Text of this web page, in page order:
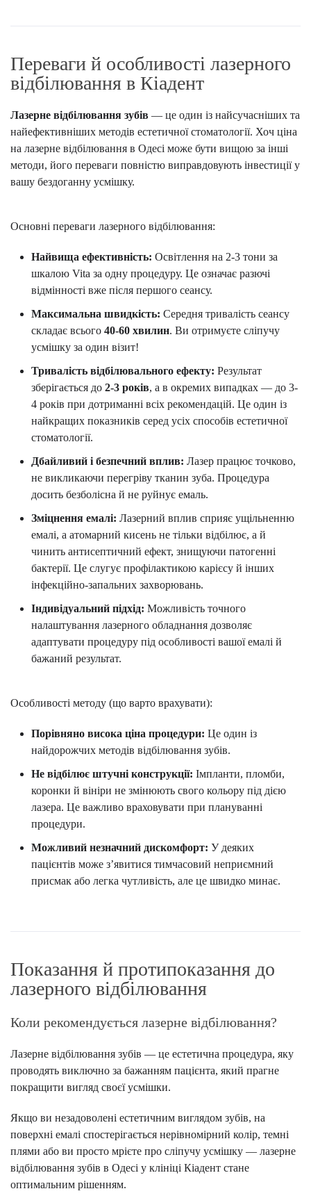
Переваги й особливості лазерного
відбілювання в Кіадент
Лазерне відбілювання зубів — це один із найсучасніших та
найефективніших методів естетичної стоматології. Хоч ціна
на лазерне відбілювання в Одесі може бути вищою за інші
методи, його переваги повністю виправдовують інвестиції у
вашу бездоганну усмішку.
Основні переваги лазерного відбілювання:
Найвища ефективність: Освітлення на 2-3 тони за
шкалою Vita за одну процедуру. Це означає разючі
відмінності вже після першого сеансу.
Максимальна швидкість: Середня тривалість сеансу
складає всього 40-60 хвилин. Ви отримуєте сліпучу
усмішку за один візит!
Тривалість відбілювального ефекту: Результат
зберігається до 2-3 років, а в окремих випадках — до 3-
4 років при дотриманні всіх рекомендацій. Це один із
найкращих показників серед усіх способів естетичної
стоматології.
Дбайливий і безпечний вплив: Лазер працює точково,
не викликаючи перегріву тканин зуба. Процедура
досить безболісна й не руйнує емаль.
Зміцнення емалі: Лазерний вплив сприяє ущільненню
емалі, а атомарний кисень не тільки відбілює, а й
чинить антисептичний ефект, знищуючи патогенні
бактерії. Це слугує профілактикою карієсу й інших
інфекційно-запальних захворювань.
Індивідуальний підхід: Можливість точного
налаштування лазерного обладнання дозволяє
адаптувати процедуру під особливості вашої емалі й
бажаний результат.
Особливості методу (що варто врахувати):
Порівняно висока ціна процедури: Це один із
найдорожчих методів відбілювання зубів.
Не відбілює штучні конструкції: Імпланти, пломби,
коронки й вініри не змінюють свого кольору під дією
лазера. Це важливо враховувати при плануванні
процедури.
Можливий незначний дискомфорт: У деяких
пацієнтів може з’явитися тимчасовий неприємний
присмак або легка чутливість, але це швидко минає.
Показання й протипоказання до
лазерного відбілювання
Коли рекомендується лазерне відбілювання?
Лазерне відбілювання зубів — це естетична процедура, яку
проводять виключно за бажанням пацієнта, який прагне
покращити вигляд своєї усмішки.
Якщо ви незадоволені естетичним виглядом зубів, на
поверхні емалі спостерігається нерівномірний колір, темні
плями або ви просто мрієте про сліпучу усмішку — лазерне
відбілювання зубів в Одесі у клініці Кіадент стане
оптимальним рішенням.